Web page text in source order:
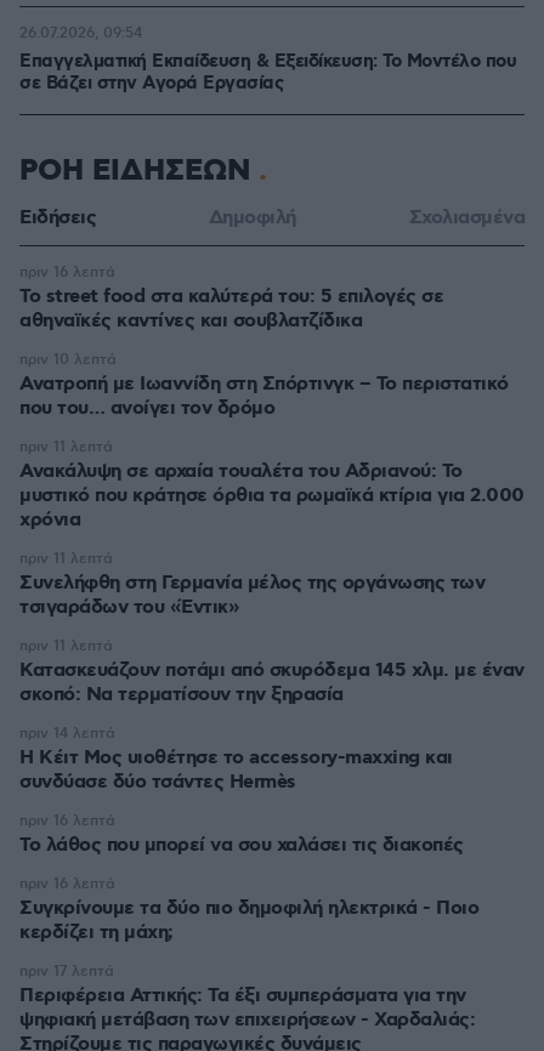
Επαγγελματική Εκπαίδευση & Εξειδίκευση: Το Mοντέλο που
σε Bάζει στην Aγορά Eργασίας
26.07.2026, 09:54
ΡΟΗ ΕΙΔΗΣΕΩΝ
Ειδήσεις Δημοφιλή Σχολιασμένα
Το street food στα καλύτερά του: 5 επιλογές σε
αθηναϊκές καντίνες και σουβλατζίδικα
πριν 16 λεπτά
Ανατροπή με Ιωαννίδη στη Σπόρτινγκ – Το περιστατικό
που του… ανοίγει τον δρόμο
πριν 10 λεπτά
Ανακάλυψη σε αρχαία τουαλέτα του Αδριανού: Το
μυστικό που κράτησε όρθια τα ρωμαϊκά κτίρια για 2.000
χρόνια
πριν 11 λεπτά
Συνελήφθη στη Γερμανία μέλος της οργάνωσης των
τσιγαράδων του «Έντικ»
πριν 11 λεπτά
Κατασκευάζουν ποτάμι από σκυρόδεμα 145 χλμ. με έναν
σκοπό: Να τερματίσουν την ξηρασία
πριν 11 λεπτά
Η Κέιτ Μος υιοθέτησε τo accessory-maxxing και
συνδύασε δύο τσάντες Hermès
πριν 14 λεπτά
Το λάθος που μπορεί να σου χαλάσει τις διακοπές
πριν 16 λεπτά
Συγκρίνουμε τα δύο πιο δημοφιλή ηλεκτρικά - Ποιο
κερδίζει τη μάχη;
πριν 16 λεπτά
Περιφέρεια Αττικής: Τα έξι συμπεράσματα για την
ψηφιακή μετάβαση των επιχειρήσεων - Χαρδαλιάς:
Στηρίζουμε τις παραγωγικές δυνάμεις
πριν 17 λεπτά